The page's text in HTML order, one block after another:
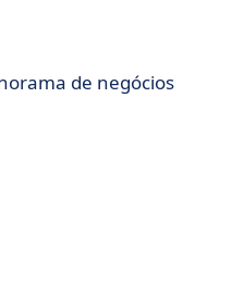
de negócios